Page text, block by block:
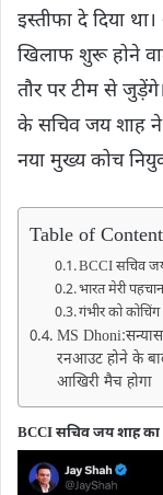
इस्तीफा दे दिया
खिलाफ शुरू होने
तौर पर टीम से
के सचिव जय शाह ने
नया मुख्य कोच
Table of
BCCI सचिव
भारत मेरी
गंभीर को
MS
रनआउट होने के
आखिरी मैच होगा
BCCI सचिव जय शाह का